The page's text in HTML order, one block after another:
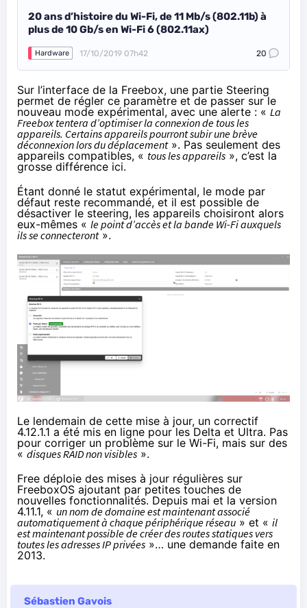
20 ans d’histoire du Wi-Fi, de 11 Mb/s (802.11b) à
plus de 10 Gb/s en Wi-Fi 6 (802.11ax)
Hardware 17/10/2019 07h42 20
Sur l’interface de la Freebox, une partie Steering
permet de régler ce paramètre et de passer sur le
nouveau mode expérimental, avec une alerte : « La
Freebox tentera d’optimiser la connexion de tous les
appareils. Certains appareils pourront subir une brève
déconnexion lors du déplacement». Pas seulement des
appareils compatibles, « tous les appareils », c’est la
grosse différence ici.
Étant donné le statut expérimental, le mode par
défaut reste recommandé, et il est possible de
désactiver le steering, les appareils choisiront alors
eux-mêmes « le point d’accès et la bande Wi-Fi auxquels
ils se connecteront».
Le lendemain de cette mise à jour, un correctif
4.12.1.1 a été mis en ligne pour les Delta et Ultra. Pas
pour corriger un problème sur le Wi-Fi, mais sur des
« disques RAID non visibles ».
Free déploie des mises à jour régulières sur
FreeboxOS ajoutant par petites touches de
nouvelles fonctionnalités. Depuis mai et la version
4.11.1, « un nom de domaine est maintenant associé
automatiquement à chaque périphérique réseau » et « il
est maintenant possible de créer des routes statiques vers
toutes les adresses IP privées »… une demande faite en
2013.
Sébastien Gavois